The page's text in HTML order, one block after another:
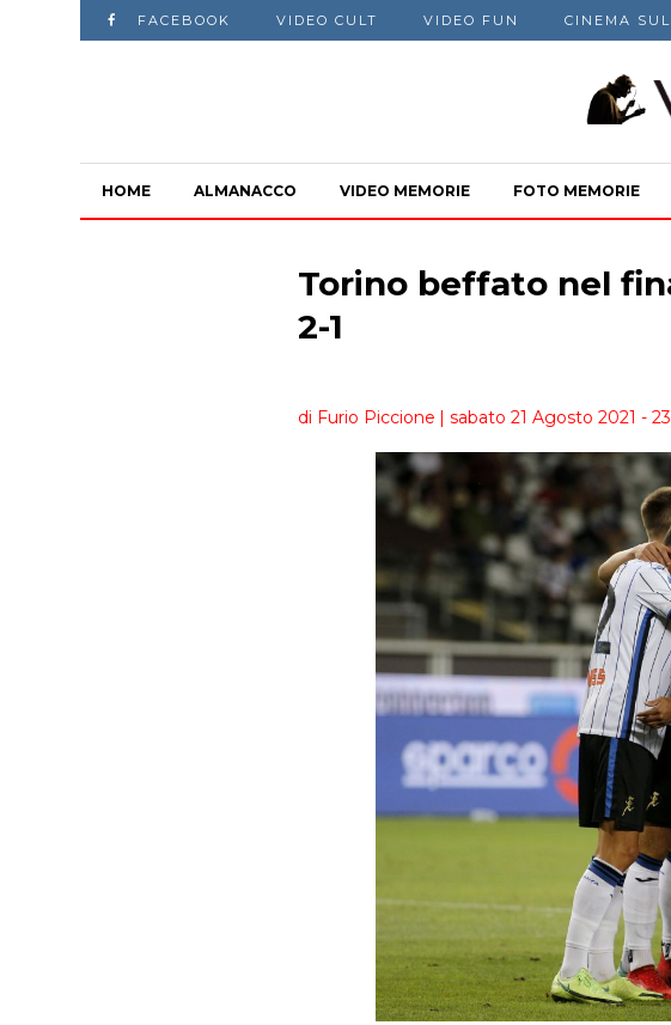
FACEBOOK VIDEO CULT VIDEO FUN CINEMA
HOME ALMANACCO VIDEO MEMORIE FOTO MEMORIE
Torino beffato nel
2-1
di Furio Piccione | sabato 21 Agosto 2021 -